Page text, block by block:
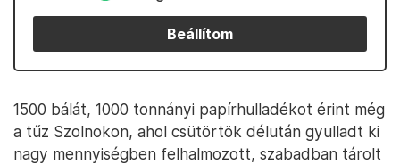
Beállítom
1500 bálát, 1000 tonnányi papírhulladékot érint még
a tűz Szolnokon, ahol csütörtök délután gyulladt ki
nagy mennyiségben felhalmozott, szabadban tárolt